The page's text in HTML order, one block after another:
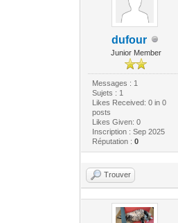
dufour
Junior Member
Messages : 1
Sujets : 1
Likes Received: 0in 0
posts
Likes Given: 0
Inscription : Sep 2025
Réputation : 0
Trouver